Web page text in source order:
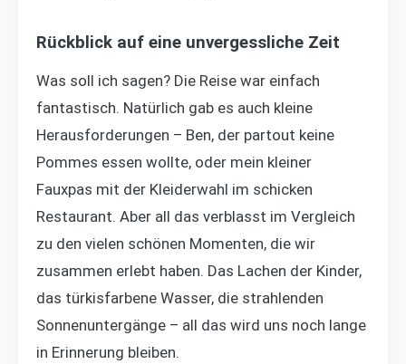
Rückblick auf eine unvergessliche Zeit
Was soll ich sagen? Die Reise war einfach
fantastisch. Natürlich gab es auch kleine
Herausforderungen – Ben, der partout keine
Pommes essen wollte, oder mein kleiner
Fauxpas mit der Kleiderwahl im schicken
Restaurant. Aber all das verblasst im Vergleich
zu den vielen schönen Momenten, die wir
zusammen erlebt haben. Das Lachen der Kinder,
das türkisfarbene Wasser, die strahlenden
Sonnenuntergänge – all das wird uns noch lange
in Erinnerung bleiben.